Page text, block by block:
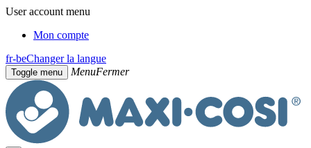
User account menu
Mon compte
fr-beChanger la langue
Toggle menu MenuFermer